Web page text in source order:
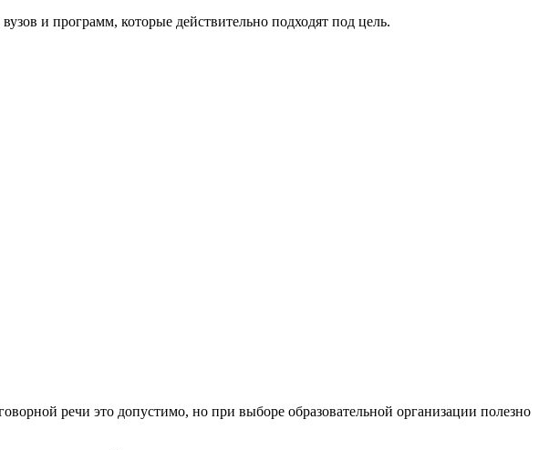
и программ, которые действительно подходят под цель.
речи это допустимо, но при выборе образовательной организации полезно